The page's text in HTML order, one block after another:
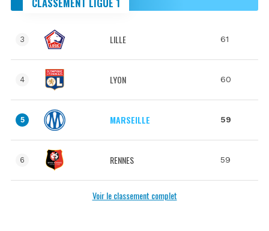
3 LILLE 61
4 LYON 60
5 MARSEILLE 59
6 RENNES 59
Voir le classement complet